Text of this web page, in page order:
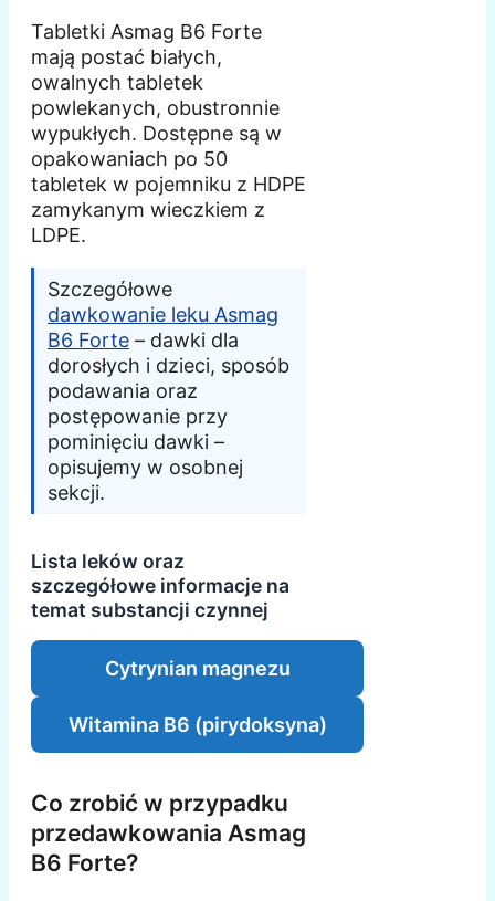
Tabletki Asmag B6 Forte
mają postać białych,
owalnych tabletek
powlekanych, obustronnie
wypukłych. Dostępne są w
opakowaniach po 50
tabletek w pojemniku z HDPE
zamykanym wieczkiem z
LDPE.
Szczegółowe
dawkowanie leku Asmag
B6 Forte – dawki dla
dorosłych i dzieci, sposób
podawania oraz
postępowanie przy
pominięciu dawki –
opisujemy w osobnej
sekcji.
Lista leków oraz
szczegółowe informacje na
temat substancji czynnej
Cytrynian magnezu
Witamina B6 (pirydoksyna)
Co zrobić w przypadku
przedawkowania Asmag
B6 Forte?